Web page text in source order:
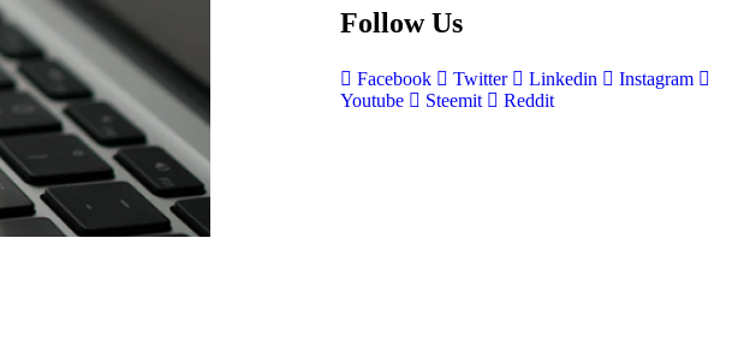
Follow Us
Facebook Twitter Linkedin
Instagram
Youtube
Steemit Reddit